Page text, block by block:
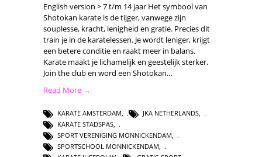
English version > 7 t/m 14 jaar Het symbool van
Shotokan karate is de tijger, vanwege zijn
souplesse, kracht, lenigheid en gratie. Precies dit
train je in de karatelessen. Je wordt leniger, krijgt
een betere conditie en raakt meer in balans.
Karate maakt je lichamelijk en geestelijk sterker.
Join the club en word een Shotokan…
Read More →
KARATE AMSTERDAM JKA NETHERLANDS
KARATE STADSPAS
SPORT VERENIGING MONNICKENDAM
SPORTSCHOOL MONNICKENDAM